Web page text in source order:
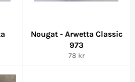
Nougat - Arwetta Classic
973
Vanlig
78 kr